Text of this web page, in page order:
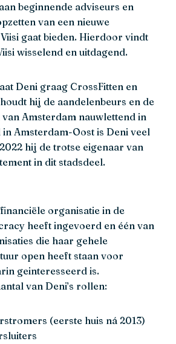
beginnende adviseurs en
van een nieuwe
gaat bieden. Hierdoor vindt
wisselend en uitdagend.
Deni graag CrossFitten en
hij de aandelenbeurs en de
Amsterdam nauwlettend in
in Amsterdam-Oost is Deni veel
hij de trotse eigenaar van
in dit stadsdeel.
organisatie in de
heeft ingevoerd en één van
die haar gehele
open heeft staan voor
geinteresseerd is.
van Deni’s rollen:
(eerste huis ná 2013)